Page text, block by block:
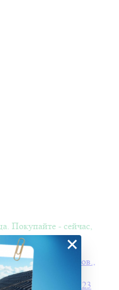
Покупайте - сейчас,
IP44 10м прозр. пров.,
С МЕТЛОЙ" 100х123
×